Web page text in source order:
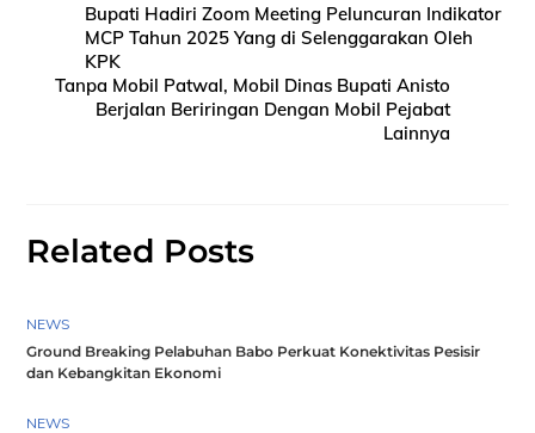
Bupati Hadiri Zoom Meeting Peluncuran Indikator
MCP Tahun 2025 Yang di Selenggarakan Oleh
KPK
Tanpa Mobil Patwal, Mobil Dinas Bupati Anisto
Berjalan Beriringan Dengan Mobil Pejabat
Lainnya
Related Posts
NEWS
Ground Breaking Pelabuhan Babo Perkuat Konektivitas Pesisir
dan Kebangkitan Ekonomi
NEWS